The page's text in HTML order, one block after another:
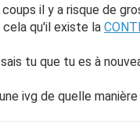
il y a risque de
qu'il existe la
tu que tu es à
ivg de quelle manière